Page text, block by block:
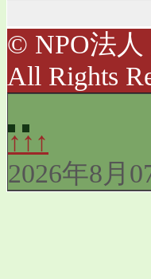
© NPO法
All Rights
↑↑↑
2026年8月